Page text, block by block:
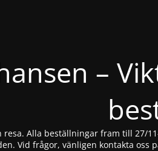
–
resa. Alla beställningar fram till 27/
Vid frågor, vänligen kontakta oss